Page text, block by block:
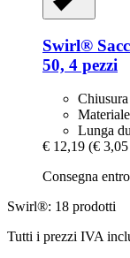
Swirl®
50, 4 pezzi
Lunga
€ 12,19 (€
Consegna
Swirl®: 18 prodotti
Tutti i prezzi IVA